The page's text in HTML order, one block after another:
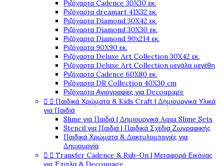
Ριζόχαρτα Cadence 30X30 εκ.
Ριζόχαρτα dreamart 41X32 εκ.
Ριζόχαρτα Diamond 30X42 εκ.
Ριζόχαρτα Diamond 30X30 εκ.
Ριζόχαρτα Diamond 90x214 εκ.
Ριζόχαρτα 90X90 εκ.
Ριζόχαρτα Deluxe Art Collection 30X42 εκ.
Ριζόχαρτα Deluxe Art Collection μεγάλα μεγέθη
Ριζόχαρτα Cadence 60X80 εκ.
Ριζόχαρτα DR Collection 40X30 cm
Ριζόχαρτα Αγιογραφίες για Decoupage
  Παιδικά Χρώματα & Kids Craft | Δημιουργικά Υλικά
για Παιδιά
Slime για Παιδιά | Δημιουργικά Aqua Slime Sets
Stencil για Παιδιά | Παιδικά Σχέδια Ζωγραφικής
Παιδικά Χρώματα & Δακτυλομπογιές για
Δημιουργία
  Transfer Cadence & Rub-On | Μεταφορά Εικόνας
για Έπιπλα & Decoupage